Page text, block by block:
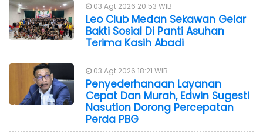
03 Agt 2026 20:53 WIB
Leo Club Medan Sekawan Gelar
Bakti Sosial Di Panti Asuhan
Terima Kasih Abadi
03 Agt 2026 18:21 WIB
Penyederhanaan Layanan
Cepat Dan Murah, Edwin Sugesti
Nasution Dorong Percepatan
Perda PBG